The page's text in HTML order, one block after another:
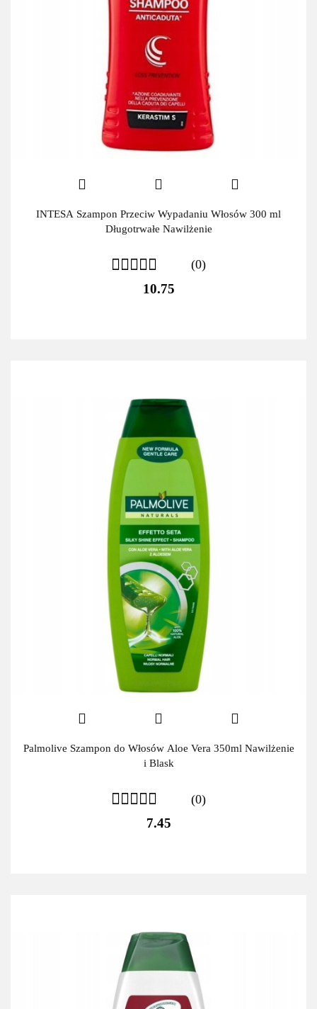
INTESA Szampon Przeciw Wypadaniu Włosów 300 ml
Długotrwałe Nawilżenie
(0)
10.75
Palmolive Szampon do Włosów Aloe Vera 350ml Nawilżenie
i Blask
(0)
7.45